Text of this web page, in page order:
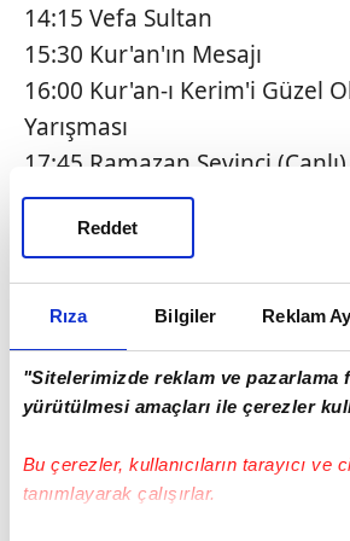
Rıza Bilgiler Reklam
"Sitelerimizde reklam ve pazarlama
yürütülmesi amaçları ile çerezler
Bu çerezler, kullanıcıların tarayıcı ve
tanımlayarak çalışırlar.
Reddet
14:15 Vefa Sultan
15:30 Kur'an'ın Mesajı
16:00 Kur'an-ı Kerim'i Güzel
Yarışması
17:45 Ramazan Sevinci (Canlı)
19:10 Ana Haber (Canlı)
19:55 İddiaların Aksine
21:40 Maç Önü
23:00 Juventus - Galatasaray
Şampiyonlar Ligi Son 16
Karşılaşması (Canlı)
01:15 Gönül Dağı
02:45 Kur'an-ı Kerim'i Güzel